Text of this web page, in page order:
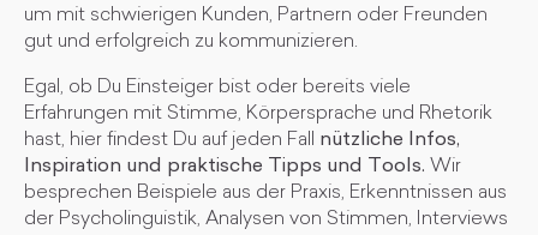
um mit schwierigen Kunden, Partnern oder Freunden
gut und erfolgreich zu kommunizieren.
Egal, ob Du Einsteiger bist oder bereits viele
Erfahrungen mit Stimme, Körpersprache und Rhetorik
hast, hier findest Du auf jeden Fall nützliche Infos,
Inspiration und praktische Tipps und Tools. Wir
besprechen Beispiele aus der Praxis, Erkenntnissen aus
der Psycholinguistik, Analysen von Stimmen, Interviews